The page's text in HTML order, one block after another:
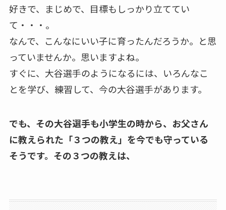
好きで、まじめで、目標もしっかり立ててい
て・・・。
なんで、こんなにいい子に育ったんだろうか。と思
っていませんか。思いますよね。
すぐに、大谷選手のようになるには、いろんなこ
とを学び、練習して、今の大谷選手があります。
でも、その大谷選手も小学生の時から、お父さん
に教えられた「３つの教え」を今でも守っている
そうです。その３つの教えは、